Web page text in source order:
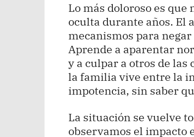
Lo más doloroso es
oculta durante años. El
mecanismos para
Aprende a aparentar
y a culpar a otros de las
la familia vive entre la
impotencia, sin saber
La situación se vuelve
observamos el impacto